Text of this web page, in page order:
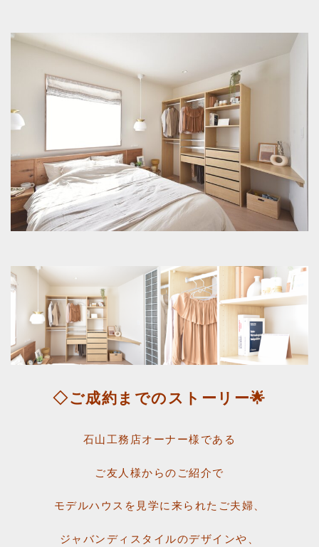
◇ご成約までのストーリー🌟
石山工務店オーナー様である
ご友人様からのご紹介で
モデルハウスを見学に来られたご夫婦、
ジャバンディスタイルのデザインや、